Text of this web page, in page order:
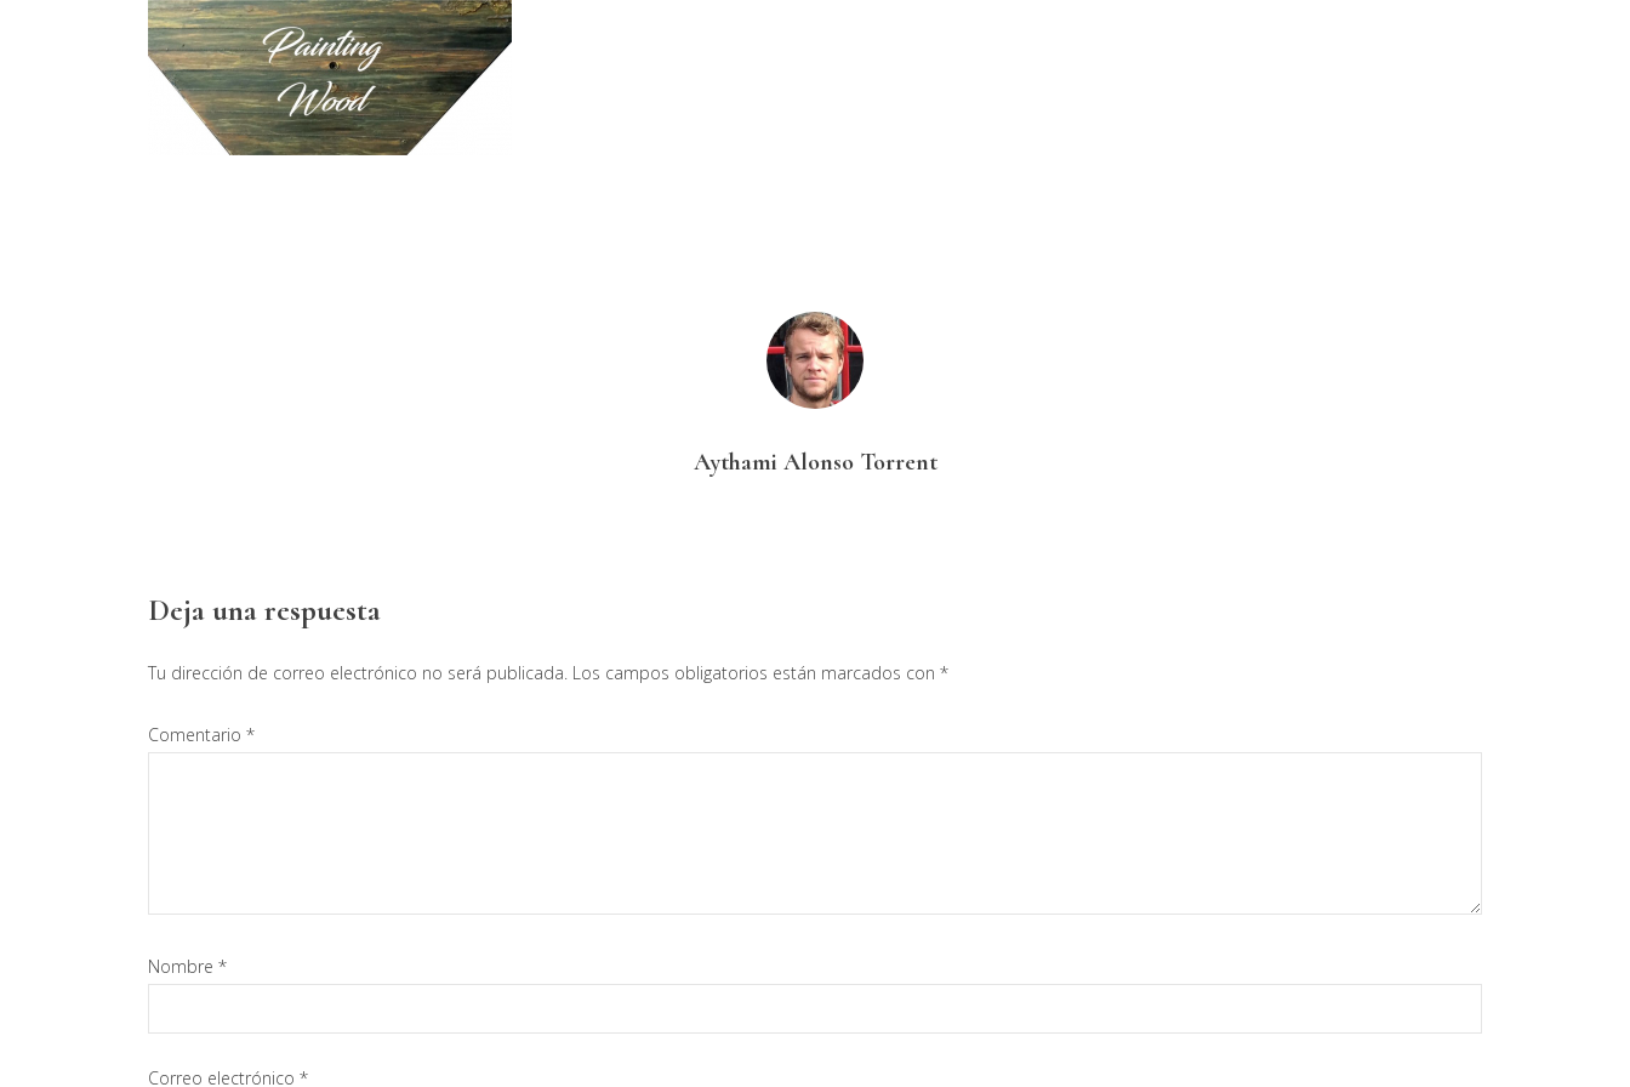
Aythami Alonso Torrent
Interacciones
con
lectores
Deja una respuesta
Tu dirección de correo electrónico no será publicada. Los campos obligatorios están marcados con *
Comentario *
Nombre *
Correo electrónico *